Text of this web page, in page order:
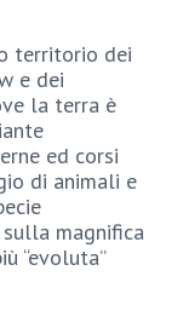
territorio dei
e dei
la terra è
ed corsi
di animali e
magnifica
“evoluta”